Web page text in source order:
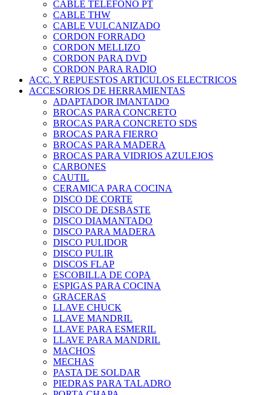
CABLE TELEFONO PT
CABLE THW
CABLE VULCANIZADO
CORDON FORRADO
CORDON MELLIZO
CORDON PARA DVD
CORDON PARA RADIO
ACC. Y REPUESTOS ARTICULOS ELECTRICOS
ACCESORIOS DE HERRAMIENTAS
ADAPTADOR IMANTADO
BROCAS PARA CONCRETO
BROCAS PARA CONCRETO SDS
BROCAS PARA FIERRO
BROCAS PARA MADERA
BROCAS PARA VIDRIOS AZULEJOS
CARBONES
CAUTIL
CERAMICA PARA COCINA
DISCO DE CORTE
DISCO DE DESBASTE
DISCO DIAMANTADO
DISCO PARA MADERA
DISCO PULIDOR
DISCO PULIR
DISCOS FLAP
ESCOBILLA DE COPA
ESPIGAS PARA COCINA
GRACERAS
LLAVE CHUCK
LLAVE MANDRIL
LLAVE PARA ESMERIL
LLAVE PARA MANDRIL
MACHOS
MECHAS
PASTA DE SOLDAR
PIEDRAS PARA TALADRO